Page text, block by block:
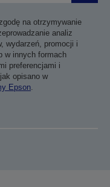
na otrzymywanie
analiz
wydarzeń, promocji i
w innych formach
preferencjami i
opisano w
Epson